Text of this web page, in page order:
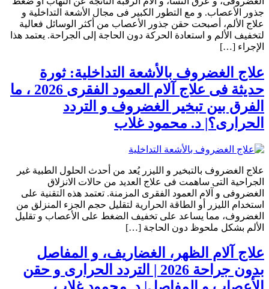
جذور الأعصاب. و مع التطور الكبير فى مجال الأشعة التداخلية و
علاج الألم، أصبحت حقن جذور الأعصاب من أكثر الوسائل فعالية
لتخفيف الألم و استعادة الحركة دون الحاجة إلى الجراحة. يعتمد هذا
الإجراء […]
علاج الغضروف بالأشعة التداخلية: ثورة
حديثة فى علاج آلام العمود الفقرى 2026 ، ما
الفرق بين تبخير الغضروف و التردد
الحرارى؟| د. محمود غلاب
علاج الغضروف بالتبخير و الليزر يُعد من أحدث الحلول الطبية غير
الجراحية التى ساهمت فى علاج العديد من حالات الانزلاق
الغضروفى و آلام العمود الفقرى المزمنة. تعتمد هذه التقنية على
استخدام الليزر أو الطاقة الحرارية لتقليل حجم الجزء المنزلق من
الغضروف، مما يساعد على تخفيف الضغط على الأعصاب و تقليل
الألم بشكل ملحوظ دون الحاجة […]
علاج آلام الظهر، الغضاريف، و المفاصل
بدون جراحة 2026 | التردد الحرارى و حقن